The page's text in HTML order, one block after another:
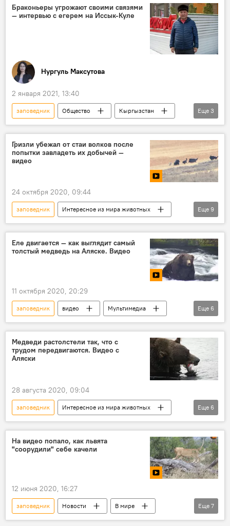
Иссык-Кульская область
животные
егерь
природа
Браконьеры угрожают своими связями
— интервью с егерем на Иссык-Куле
Нургуль Максутова
2 января 2021, 13:40
заповедник Общество
Кыргызстан
егерь
снежный барс животные
Еще 3
Гризли убежал от стаи волков после
попытки завладеть их добычей —
видео
24 октября 2020, 09:44
заповедник
Интересное из мира животных
Новости
В мире
видео
Мультимедиа
Видеоклуб
медведь
волк
противостояние добыча
Еще 9
Еле двигается — как выглядит самый
толстый медведь на Аляске. Видео
11 октября 2020, 20:29
заповедник видео
Мультимедиа
Общество
В мире
Видеоклуб
Аляска
медведь
Еще 6
Медведи растолстели так, что с
трудом передвигаются. Видео с
Аляски
28 августа 2020, 09:04
заповедник
Интересное из мира животных
Новости
Общество
В мире
Еще 6
На видео попало, как львята
"соорудили" себе качели
12 июня 2020, 16:27
заповедник Новости
В мире
видео
Мультимедиа
Видеоклуб
Еще 7